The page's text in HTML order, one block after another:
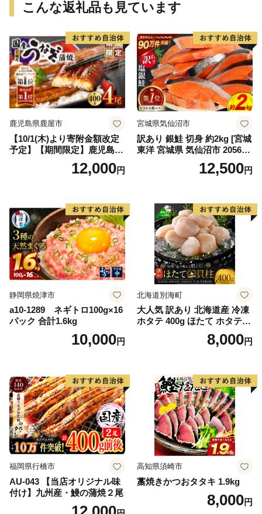
こんな返礼品も見ています
鹿児島県鹿屋市
【10/1(木)より寄附金額改定
予定】【期間限定】鹿児島県
大隅産うなぎ蒲焼4尾（400
g） KN007-02312,000円
宮城県気仙沼市
訳あり 銀鮭 切身 約2kg [宮城
東洋 宮城県 気仙沼市 205649
91] 鮭 魚介類 海鮮 訳アリ 規
格外 不揃い さけ サケ 鮭切身
切り身 魚 わけあり
12,500円
静岡県焼津市
a10-1289 ネギトロ100g×16
パック 合計1.6kg
10,000円
北海道別海町
大人気 訳あり 北海道産 冷凍
ホタテ 400g ほたて ホタテ
8,000円
福岡県行橋市
AU-043 【当店オリジナル味
付け】九州産・鰻の蒲焼２尾
高知県須崎市
藁焼きかつおタタキ 1.9kg
8,000円